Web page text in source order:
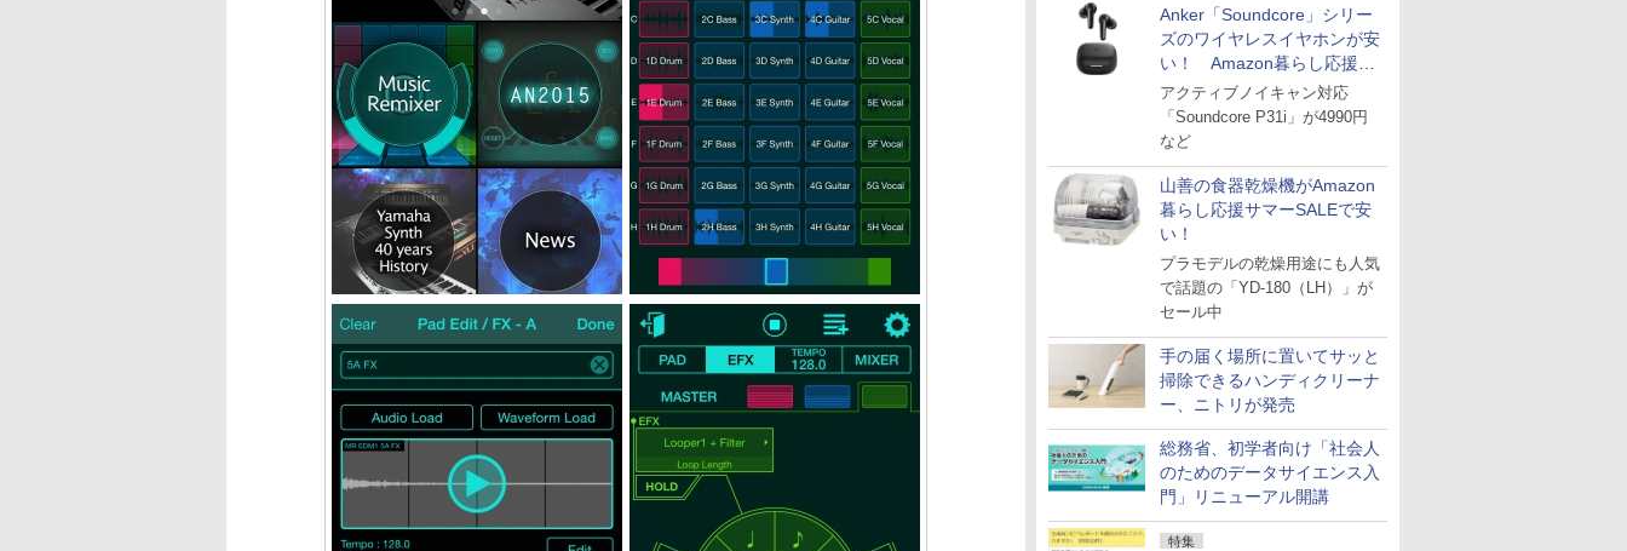
Anker「Soundcore」シリー
ズのワイヤレスイヤホンが安
い！ Amazon暮らし応援サ
マーSALE
アクティブノイキャン対応
「Soundcore P31i」が4990円
など
山善の食器乾燥機がAmazon
暮らし応援サマーSALEで安
い！
プラモデルの乾燥用途にも人気
で話題の「YD-180（LH）」が
セール中
手の届く場所に置いてサッと
掃除できるハンディクリーナ
ー、ニトリが発売
総務省、初学者向け「社会人
のためのデータサイエンス入
門」リニューアル開講
特集